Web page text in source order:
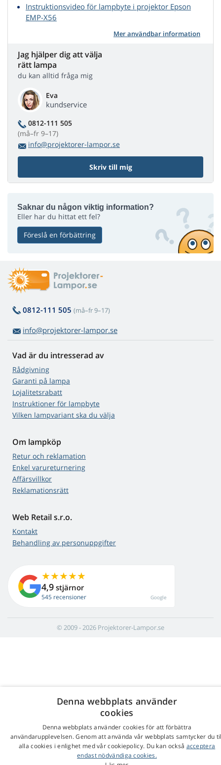
Instruktionsvideo för lampbyte i projektor Epson
EMP-X56
Mer användbar information
Jag hjälper dig att välja
rätt lampa
du kan alltid fråga mig
Eva
kundservice
0812-111 505
(må–fr 9–17)
info@projektorer-lampor.se
Skriv till mig
Saknar du någon viktig information?
Eller har du hittat ett fel?
Föreslå en förbättring
0812-111 505 (må–fr 9–17)
info@projektorer-lampor.se
Vad är du intresserad av
Rådgivning
Garanti på lampa
Lojalitetsrabatt
Instruktioner för lampbyte
Vilken lampvariant ska du välja
Om lampköp
Retur och reklamation
Enkel varureturnering
Affärsvillkor
Reklamationsrätt
Web Retail s.r.o.
Kontakt
Behandling av personuppgifter
4,9 stjärnor
545 recensioner Google
© 2009 - 2026 Projektorer-Lampor.se
Denna webbplats använder
cookies
Denna webbplats använder cookies för att förbättra
användarupplevelsen. Genom att använda vår webbplats samtycker du
alla cookies i enlighet med vår cookiepolicy. Du kan också acceptera
endast nödvändiga cookies.